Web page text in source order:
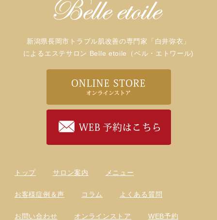
新潟県長岡市トラブル肌改善の専門家「白井弥衣」
によるエステサロン Belle etoile（ベル・エトワール)
トップ サロン案内 メニュー
お客様症例＆声 コラム よくある質問
お問い合わせ オンラインストア WEB予約